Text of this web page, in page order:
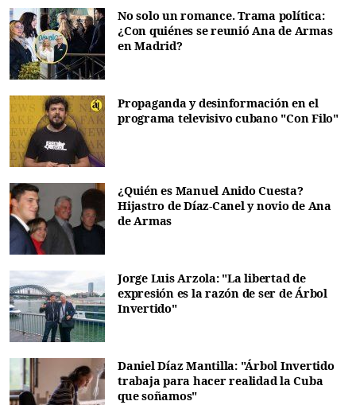
No solo un romance. Trama política:
¿Con quiénes se reunió Ana de Armas
en Madrid?
Propaganda y desinformación en el
programa televisivo cubano "Con Filo"
¿Quién es Manuel Anido Cuesta?
Hijastro de Díaz-Canel y novio de Ana
de Armas
Jorge Luis Arzola: "La libertad de
expresión es la razón de ser de Árbol
Invertido"
Daniel Díaz Mantilla: "Árbol Invertido
trabaja para hacer realidad la Cuba
que soñamos"